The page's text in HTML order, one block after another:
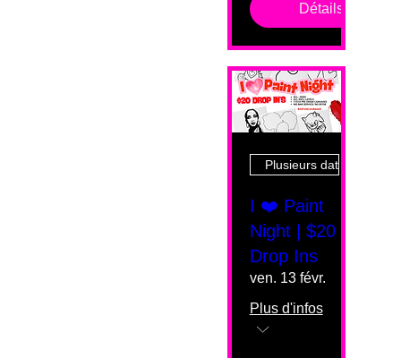
Détails
Plusieurs dates
I ❤️ Paint
Night | $20
Drop Ins
ven. 13 févr.
Plus d'infos